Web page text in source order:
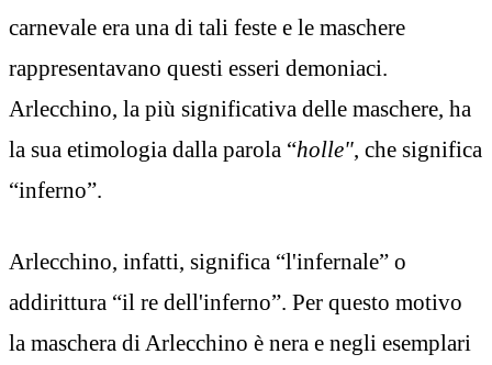
carnevale era una di tali feste e le maschere
rappresentavano questi esseri demoniaci.
Arlecchino, la più significativa delle maschere, ha
la sua etimologia dalla parola “holle", che significa
“inferno”.
Arlecchino, infatti, significa “l'infernale” o
addirittura “il re dell'inferno”. Per questo motivo
la maschera di Arlecchino è nera e negli esemplari